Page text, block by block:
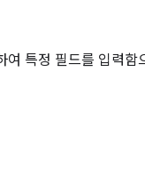
여 특정 필드를 입력함